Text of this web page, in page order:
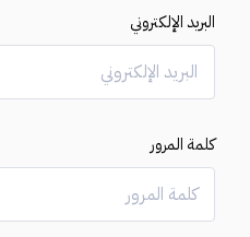
البريد الإلكتروني
كلمة المرور